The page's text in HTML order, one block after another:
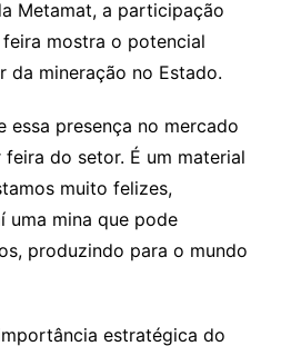
Metamat, a participação
mostra o potencial
da mineração no Estado.
essa presença no mercado
feira do setor. É um material
muito felizes,
uma mina que pode
produzindo para o mundo
estratégica do